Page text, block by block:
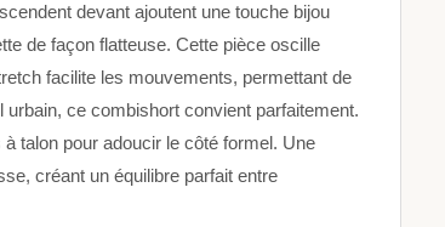
devant ajoutent une touche bijou
de façon flatteuse. Cette pièce oscille
facilite les mouvements, permettant de
ce combishort convient parfaitement.
talon pour adoucir le côté formel. Une
créant un équilibre parfait entre